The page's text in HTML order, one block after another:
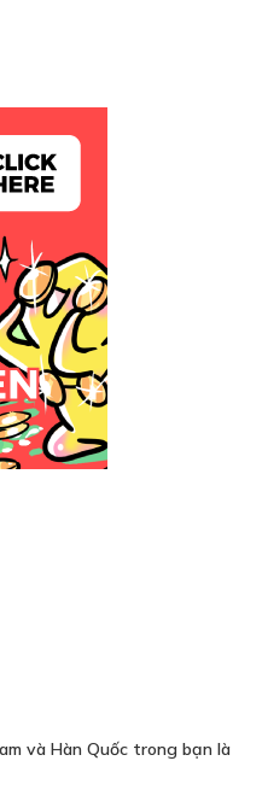
và Hàn Quốc trong bạn là